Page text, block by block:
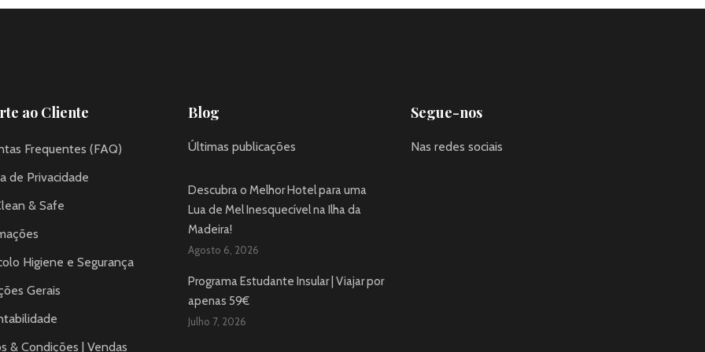
ao Cliente
Frequentes (FAQ)
de Privacidade
& Safe
Higiene e Segurança
Gerais
& Condições | Vendas
Blog
Últimas publicações
Descubra o Melhor Hotel para uma
Lua de Mel Inesquecível na Ilha da
Madeira!
Agosto 6, 2026
Programa Estudante Insular | Viajar por
apenas 59€
Julho 7, 2026
Segue-nos
Nas redes sociais